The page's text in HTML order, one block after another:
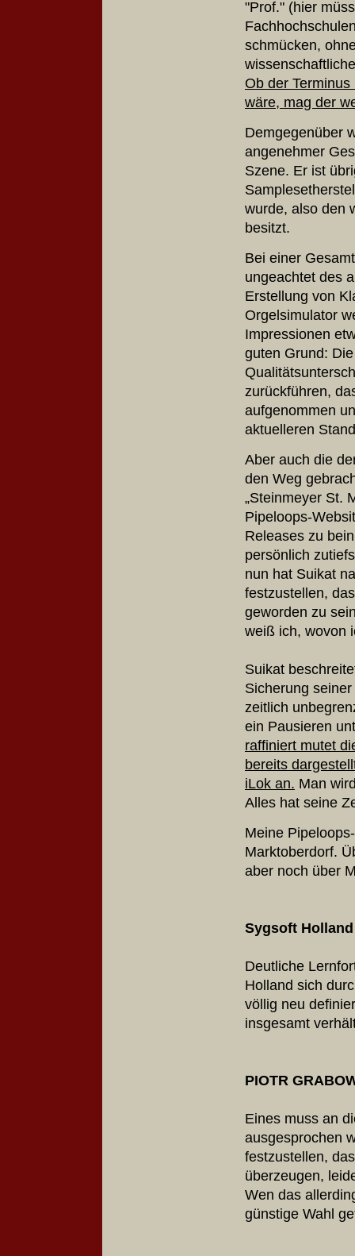
"Prof." (hier
schmücken,
Ob der
wäre, mag der
Demgegenüber
angenehmer
Szene. Er ist
wurde, also den
besitzt.
Bei einer
ungeachtet des
Erstellung von
Orgelsimulator
Impressionen
guten Grund:
zurückführen,
aufgenommen
aktuelleren
Aber auch die
den Weg
„Steinmeyer St.
Pipeloops-
Releases zu
persönlich
nun hat Suikat
festzustellen,
geworden zu
weiß ich, wovon
Suikat
Sicherung
zeitlich
ein Pausieren
raffiniert mutet
bereits
iLok an. Man
Alles hat seine
Meine
Marktoberdorf.
aber noch über
Sygsoft Holland
Deutliche
Holland sich
völlig neu
insgesamt
PIOTR
Eines muss an
ausgesprochen
festzustellen,
überzeugen,
Wen das
günstige Wahl